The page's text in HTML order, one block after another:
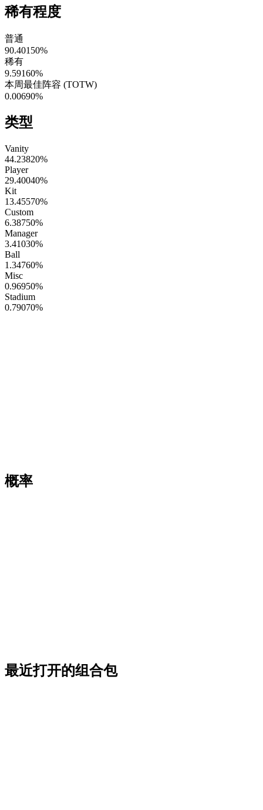
稀有程度
普通
90.40150%
稀有
9.59160%
本周最佳阵容 (TOTW)
0.00690%
类型
Vanity
44.23820%
Player
29.40040%
Kit
13.45570%
Custom
6.38750%
Manager
3.41030%
Ball
1.34760%
Misc
0.96950%
Stadium
0.79070%
概率
最近打开的组合包